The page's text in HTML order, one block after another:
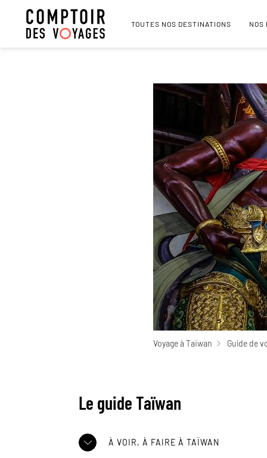
TOUTES NOS DESTINATIONS NOS
Voyage à Taïwan Guide de
Le guide Taïwan
À VOIR, À FAIRE À TAÏWAN